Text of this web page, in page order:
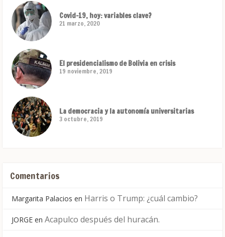
Covid-19, hoy: variables clave?
21 marzo, 2020
El presidencialismo de Bolivia en crisis
19 noviembre, 2019
La democracia y la autonomía universitarias
3 octubre, 2019
Comentarios
Margarita Palacios en Harris o Trump: ¿cuál cambio?
JORGE en Acapulco después del huracán.